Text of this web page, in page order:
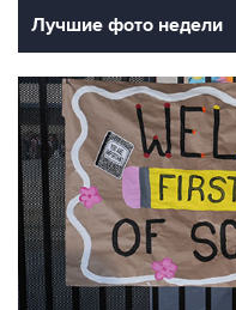
Лучшие фото недели